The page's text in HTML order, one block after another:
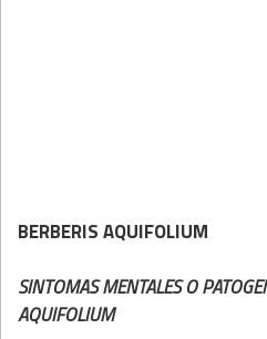
BERBERIS AQUIFOLIUM
SINTOMAS MENTALES O
AQUIFOLIUM